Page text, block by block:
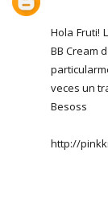
Hola Fruti!
BB Cream
veces un
Besoss
http://